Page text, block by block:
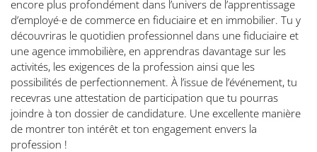
encore plus profondément dans l’univers de l’apprentissage
d’employé·e de commerce en fiduciaire et en immobilier. Tu y
découvriras le quotidien professionnel dans une fiduciaire et
une agence immobilière, en apprendras davantage sur les
activités, les exigences de la profession ainsi que les
possibilités de perfectionnement. À l’issue de l’événement, tu
recevras une attestation de participation que tu pourras
joindre à ton dossier de candidature. Une excellente manière
de montrer ton intérêt et ton engagement envers la
profession !